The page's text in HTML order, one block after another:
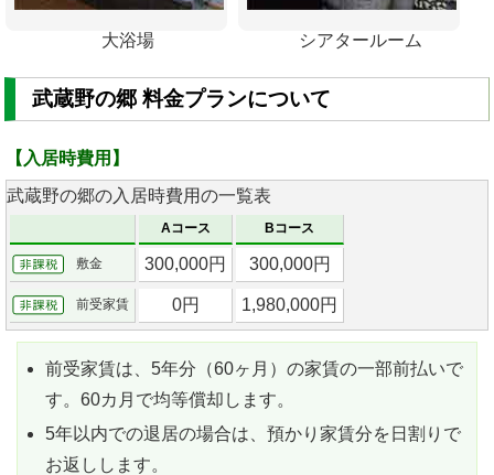
大浴場 シアタールーム
武蔵野の郷 料金プランについて
【入居時費用】
武蔵野の郷の入居時費用の一覧表
Aコース Bコース
敷金 300,000円 300,000円
前受家賃 0円 1,980,000円
前受家賃は、5年分（60ヶ月）の家賃の一部前払いで
す。60カ月で均等償却します。
5年以内での退居の場合は、預かり家賃分を日割りで
お返しします。